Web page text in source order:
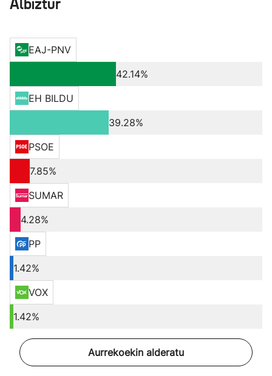
Albiztur
EAJ-PNV
42.14%
EH BILDU
39.28%
PSOE
7.85%
SUMAR
4.28%
PP
1.42%
VOX
1.42%
Aurrekoekin alderatu